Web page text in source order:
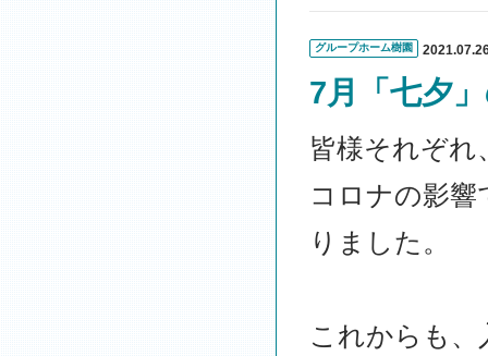
グループホーム樹園
7月「七夕
皆様それぞ
コロナの影
りました。
これからも